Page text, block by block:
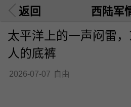
返回 西陆军
太平洋上的一声闷雷
人的底裤
2026-07-07 自由